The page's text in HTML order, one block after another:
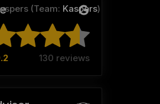
(Team: Kaspers)
130 reviews